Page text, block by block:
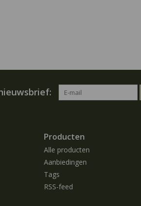
Producten
Alle producten
Aanbiedingen
Tags
RSS-feed